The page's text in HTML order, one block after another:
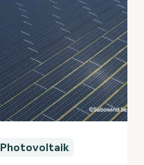
Photovoltaik